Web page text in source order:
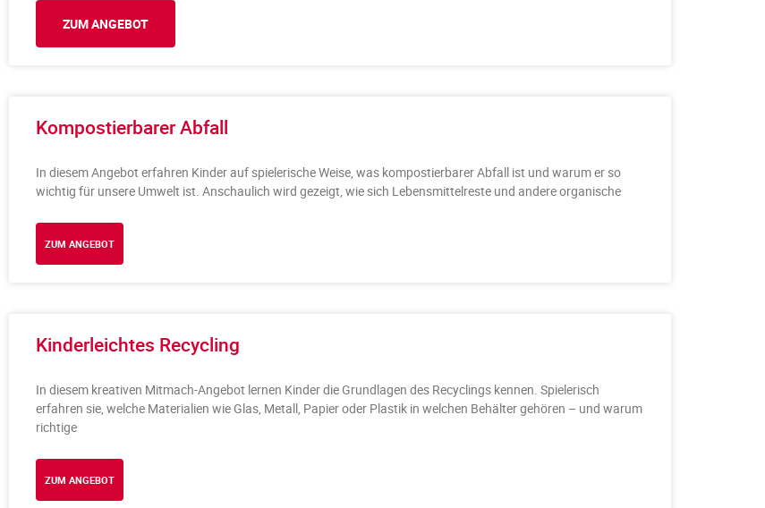
ZUM ANGEBOT
Kompostierbarer Abfall
In diesem Angebot erfahren Kinder auf spielerische Weise, was kompostierbarer Abfall ist und warum er so
wichtig für unsere Umwelt ist. Anschaulich wird gezeigt, wie sich Lebensmittelreste und andere organische
ZUM ANGEBOT
Kinderleichtes Recycling
In diesem kreativen Mitmach-Angebot lernen Kinder die Grundlagen des Recyclings kennen. Spielerisch
erfahren sie, welche Materialien wie Glas, Metall, Papier oder Plastik in welchen Behälter gehören – und warum
richtige
ZUM ANGEBOT